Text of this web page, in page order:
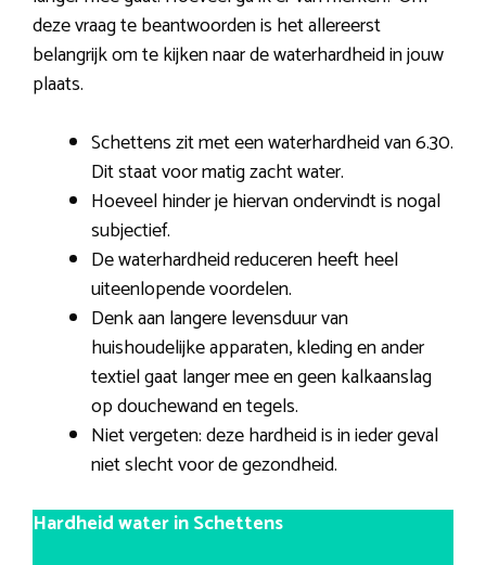
deze vraag te beantwoorden is het allereerst
belangrijk om te kijken naar de waterhardheid in jouw
plaats.
Schettens zit met een waterhardheid van 6.30.
Dit staat voor matig zacht water.
Hoeveel hinder je hiervan ondervindt is nogal
subjectief.
De waterhardheid reduceren heeft heel
uiteenlopende voordelen.
Denk aan langere levensduur van
huishoudelijke apparaten, kleding en ander
textiel gaat langer mee en geen kalkaanslag
op douchewand en tegels.
Niet vergeten: deze hardheid is in ieder geval
niet slecht voor de gezondheid.
Hardheid water in Schettens